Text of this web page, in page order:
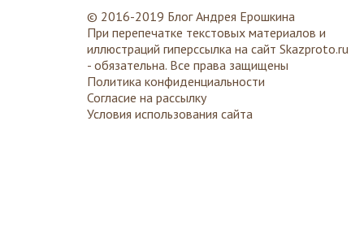
© 2016-2019 Блог Андрея Ерошкина
При перепечатке текстовых материалов и
иллюстраций гиперссылка на сайт Skazproto.ru
- обязательна. Все права защищены
Политика конфиденциальности
Согласие на рассылку
Условия использования сайта